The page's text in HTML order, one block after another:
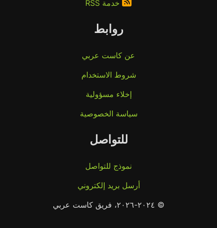
خدمة RSS
روابط
عن كاست عربي
شروط الاستخدام
إخلاء مسؤولية
سياسة الخصوصية
للتواصل
نموذج للتواصل
أرسل بريد إلكتروني
© ٢٠٢٤-٢٠٢٦، فريق كاست عربي